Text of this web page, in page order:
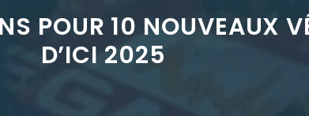
POUR 10 NOUVEAUX
D’ICI 2025